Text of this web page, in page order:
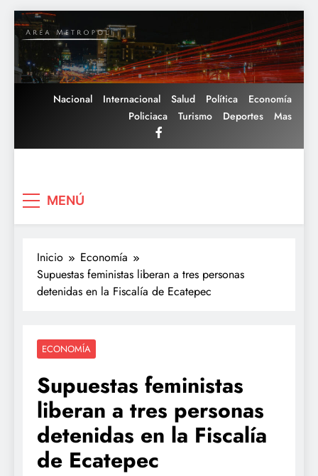
Saltar
al
contenido
Nacional Internacional Salud Política
Economía
Policiaca
Turismo Deportes Mas
MENÚ
Inicio
Economía
Supuestas feministas liberan a tres personas
detenidas en la Fiscalía de Ecatepec
ECONOMÍA
Supuestas feministas
liberan a tres personas
detenidas en la Fiscalía
de Ecatepec